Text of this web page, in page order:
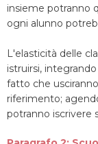
insieme potranno
ogni alunno
L'elasticità delle
istruirsi,
fatto che
riferimento;
potranno iscrivere